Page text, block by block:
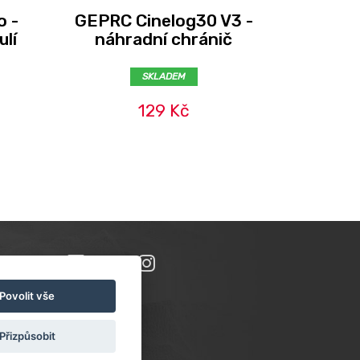
-
GEPRC Cinelog30 V3 -
náhradní chránič
SKLADEM
129 Kč
Povolit vše